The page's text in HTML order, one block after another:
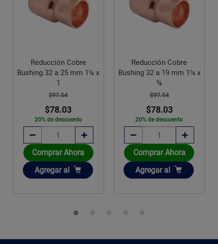
Reducción Cobre
Bushing 32 a 25 mm 1¼ x
1
$97.54
$78.03
20% de descuento
Comprar Ahora
Añadir
Agregar al
Reducción Cobre
Bushing 32 a 19 mm 1¼ x
¾
$97.54
$78.03
20% de descuento
Comprar Ahora
Añadir
Agregar al